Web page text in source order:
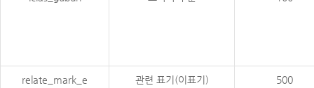
relate_mark_e 관련 표기(이표기) 500